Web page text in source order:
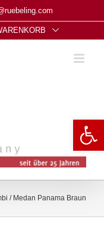
/ Medan Panama Braun